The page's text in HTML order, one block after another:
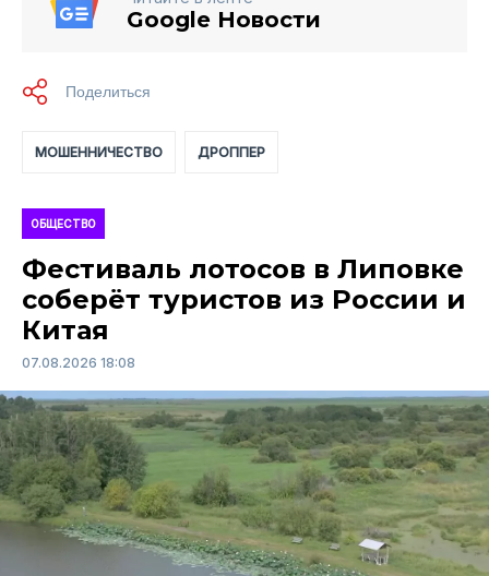
Google Новости
МОШЕННИЧЕСТВО ДРОППЕР
ОБЩЕСТВО
Фестиваль лотосов в Липовке
соберёт туристов из России и
Китая
07.08.2026 18:08